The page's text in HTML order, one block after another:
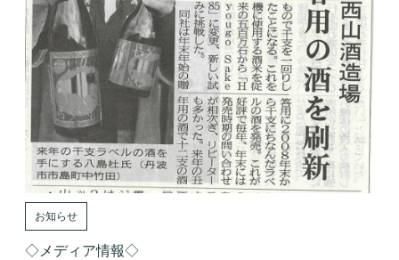
お知らせ
◇メディア情報◇